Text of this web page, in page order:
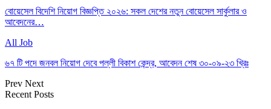
বোয়েসেল বিদেশি নিয়োগ বিজ্ঞপ্তি ২০২৬: সকল দেশের নতুন বোয়েসেল সার্কুলার ও
আবেদনের…
All Job
৬৭ টি পদে জনবল নিয়োগ দেবে পল্লী বিকাশ কেন্দ্র, আবেদন শেষ ৩০-০৯-২৩ খ্রিঃ
Prev Next
Recent Posts